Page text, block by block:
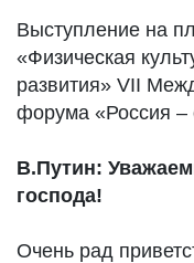
Выступление на
«Физическая
развития» VII
форума «Россия –
В.Путин:
господа!
Очень рад